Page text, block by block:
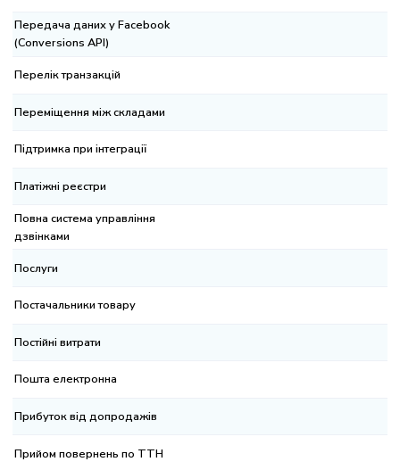
даних у Facebook
API)
транзакцій
між складами
при інтеграції
реєстри
система управління
товару
витрати
електронна
від допродажів
повернень по ТТН